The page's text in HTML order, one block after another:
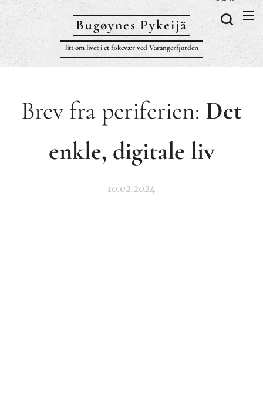
Bugøynes Pykeijä
litt om livet i et fiskevær ved Varangerfjorden
Brev fra periferien: Det
enkle, digitale liv
10.02.2024